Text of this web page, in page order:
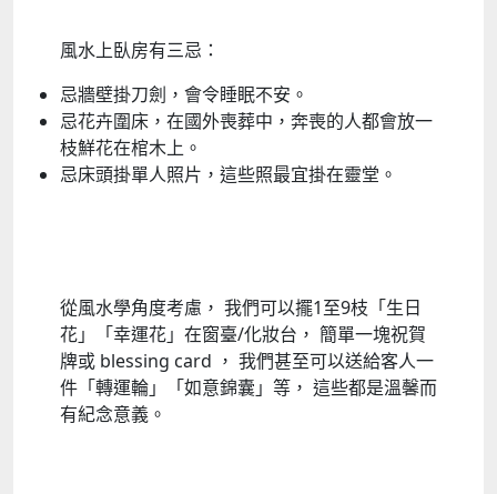
風水上臥房有三忌：
忌牆壁掛刀劍，會令睡眠不安。
忌花卉圍床，在國外喪葬中，奔喪的人都會放一
枝鮮花在棺木上。
忌床頭掛單人照片，這些照最宜掛在靈堂。
從風水學角度考慮， 我們可以擺1至9枝「生日
花」「幸運花」在窗臺/化妝台， 簡單一塊祝賀
牌或 blessing card ， 我們甚至可以送給客人一
件「轉運輪」「如意錦囊」等， 這些都是溫馨而
有紀念意義。